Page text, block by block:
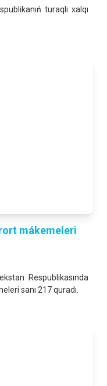
turaqlı xalqı
mákemeleri
Respublikasında
sanı 217 quradı.